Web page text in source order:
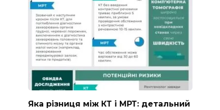
Яка різниця між КТ і МРТ: детальний